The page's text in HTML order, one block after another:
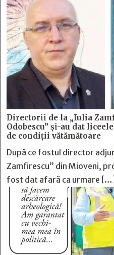
Directorii de la „Iulia
Odobescu” și-au dat
de condiții vătămătoare
După ce fostul director
Zamfirescu” din Mioveni,
fost dat afară ca urmare […]